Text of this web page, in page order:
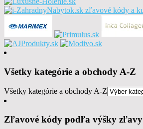
Všetky kategórie a obchody A-Z
Všetky kategórie a obchody A-Z
Zľavové kódy podľa výšky zľavy